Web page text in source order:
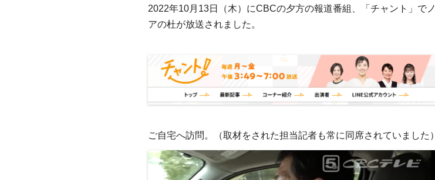
2022年10月13日（木）にCBCの夕方の報道番組、「チャント」でノ
アの杜が放送されました。
ご自宅へ訪問。（取材をされた担当記者も常に同席されていました）